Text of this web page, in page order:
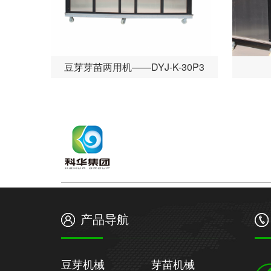
豆芽芽苗两用机——DYJ-K-30P3
产品导航
豆芽机械 芽苗机械